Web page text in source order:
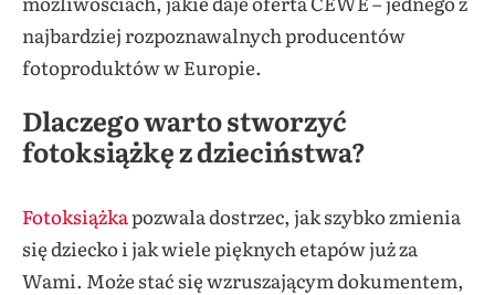
najbardziej rozpoznawalnych producentów
fotoproduktów w Europie.
Dlaczego warto stworzyć
fotoksiążkę z dzieciństwa?
Fotoksiążkapozwala dostrzec, jak szybko zmienia
się dziecko i jak wiele pięknych etapów już za
Wami. Może stać się wzruszającym dokumentem,